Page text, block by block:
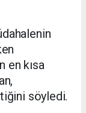
en kısa
söyledi.